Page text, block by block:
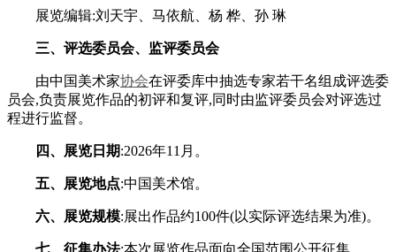
展览编辑:刘天宇、马依航、杨 桦、孙 琳
三、评选委员会、监评委员会
由中国美术家协会在评委库中抽选专家若干名组成评选委
员会,负责展览作品的初评和复评,同时由监评委员会对评选过
程进行监督。
四、展览日期:2026年11月。
五、展览地点:中国美术馆。
六、展览规模:展出作品约100件(以实际评选结果为准)。
七、征集办法:本次展览作品面向全国范围公开征集。